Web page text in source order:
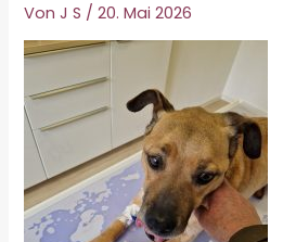
VonJ S /20. Mai 2026